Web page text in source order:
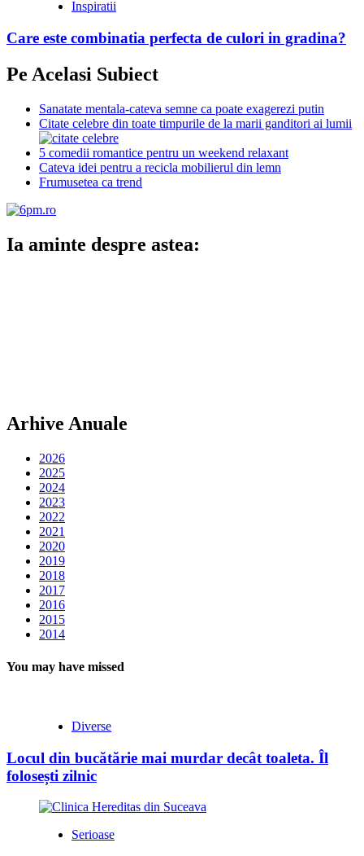
Inspiratii
Care este combinatia perfecta de culori in gradina?
Pe Acelasi Subiect
Sanatate mentala-cateva semne ca poate exagerezi putin
Citate celebre din toate timpurile de la marii ganditori ai lumii
5 comedii romantice pentru un weekend relaxant
Cateva idei pentru a recicla mobilierul din lemn
Frumusetea ca trend
Ia aminte despre astea:
Arhive Anuale
2026
2025
2024
2023
2022
2021
2020
2019
2018
2017
2016
2015
2014
You may have missed
Diverse
Locul din bucătărie mai murdar decât toaleta. Îl
folosești zilnic
Serioase